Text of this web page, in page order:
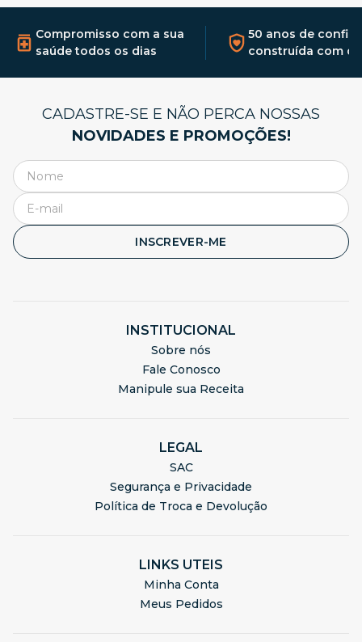
Compromisso com a sua
saúde todos os dias
50 anos de
construída com
CADASTRE-SE E NÃO PERCA NOSSAS
NOVIDADES E PROMOÇÕES!
INSCREVER-ME
INSTITUCIONAL
Sobre nós
Fale Conosco
Manipule sua Receita
LEGAL
SAC
Segurança e Privacidade
Política de Troca e Devolução
LINKS UTEIS
Minha Conta
Meus Pedidos